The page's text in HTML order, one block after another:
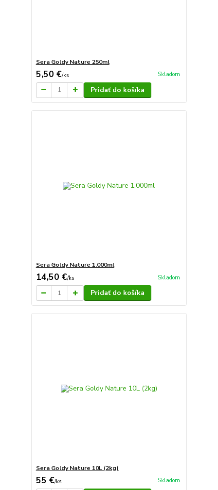
Sera Goldy Nature 250ml
5,50 €/ks Skladom
Pridať do košíka
Sera Goldy Nature 1.000ml
14,50 €/ks Skladom
Pridať do košíka
Sera Goldy Nature 10L (2kg)
55 €/ks Skladom